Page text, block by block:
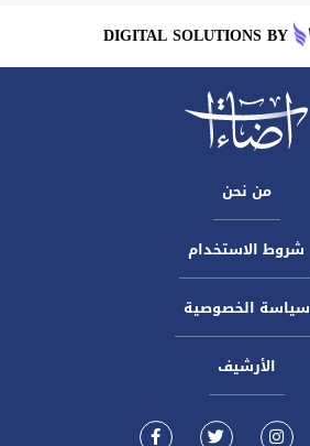
DIGITAL SOLUTIONS BY
من نحن
شروط الاستخدام
سياسة الخصوصية
الأرشيف